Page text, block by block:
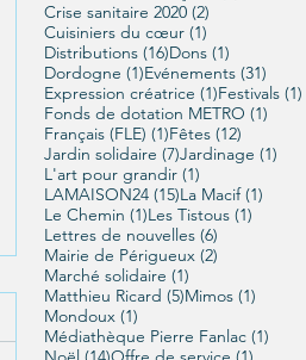
Crise sanitaire 2020 (2)
Cuisiniers du cœur (1)
Distributions (16)16 posts
Dons (1)
Dordogne (1)1 post
Evénements (31)
Expression créatrice (1)1 post
Festivals (1)
Fonds de dotation METRO (1)
Français (FLE) (1)1 post
Fêtes (12)
Jardin solidaire (7)7 posts
Jardinage (1)
L'art pour grandir (1)
LAMAISON24 (15)15 posts
La Macif (1)
Le Chemin (1)1 post
Les Tistous (1)
Lettres de nouvelles (6)
Mairie de Périgueux (2)
Marché solidaire (1)
Matthieu Ricard (5)5 posts
Mimos (1)
Mondoux (1)
Médiathèque Pierre Fanlac (1)
14 posts